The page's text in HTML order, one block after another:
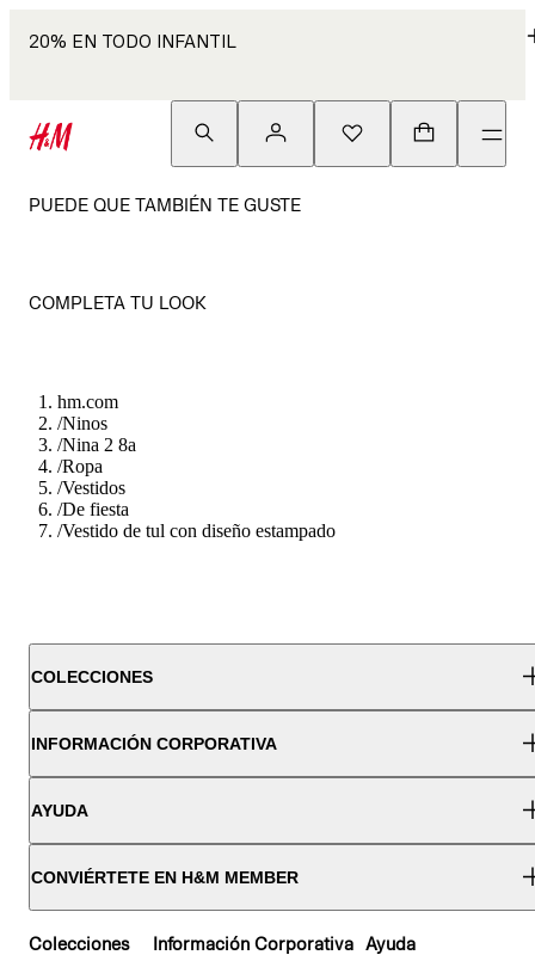
20% EN TODO INFANTIL
PUEDE QUE TAMBIÉN TE GUSTE
COMPLETA TU LOOK
hm.com
/Ninos
/Nina 2 8a
/Ropa
/Vestidos
/De fiesta
/Vestido de tul con diseño estampado
COLECCIONES
INFORMACIÓN CORPORATIVA
AYUDA
CONVIÉRTETE EN H&M MEMBER
Colecciones Información Corporativa Ayuda